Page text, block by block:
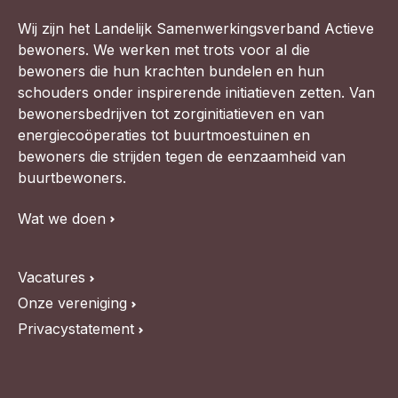
Wij zijn het Landelijk Samenwerkingsverband Actieve
bewoners. We werken met trots voor al die
bewoners die hun krachten bundelen en hun
schouders onder inspirerende initiatieven zetten. Van
bewonersbedrijven tot zorginitiatieven en van
energiecoöperaties tot buurtmoestuinen en
bewoners die strijden tegen de eenzaamheid van
buurtbewoners.
Wat we doen
Vacatures
Onze vereniging
Privacystatement